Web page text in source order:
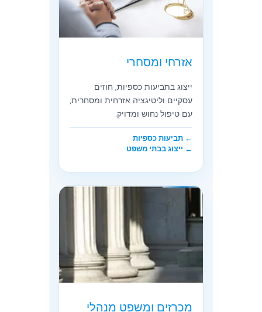
אזרחי ומסחרי
ייצוג בתביעות כספיות, חוזים
עסקיים וליטיגציה אזרחית ומסחרית,
עם טיפול נחוש ומדויק.
← תביעות כספיות
← ייצוג בבתי משפט
מכרזים ומשפט מנהלי